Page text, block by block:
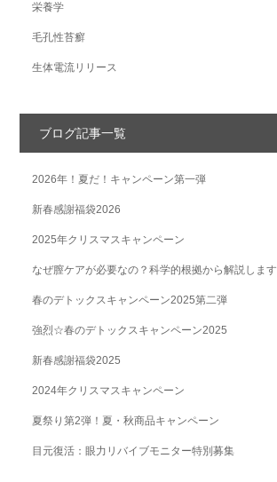
栄養学
毛孔性苔癬
生体電流リリース
ブログ記事一覧
2026年！夏だ！キャンペーン第一弾
新春感謝福袋2026
2025年クリスマスキャンペーン
なぜ膣ケアが必要なの？科学的根拠から解説します
春のデトックスキャンペーン2025第二弾
強烈☆春のデトックスキャンペーン2025
新春感謝福袋2025
2024年クリスマスキャンペーン
夏祭り第2弾！夏・秋商品キャンペーン
目元復活：眼力リバイブモニター特別募集